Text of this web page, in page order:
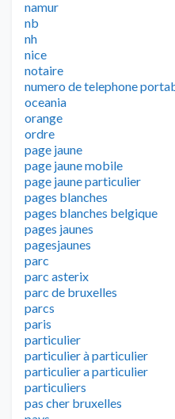
namur
nb
nh
nice
notaire
numero de telephone
oceania
orange
ordre
page jaune
page jaune mobile
page jaune particulier
pages blanches
pages blanches belgique
pages jaunes
pagesjaunes
parc
parc asterix
parc de bruxelles
parcs
paris
particulier
particulier à particulier
particulier a particulier
particuliers
pas cher bruxelles